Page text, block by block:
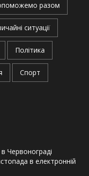
разом
ситуації
Політика
Спорт
Червонограді
в електронній